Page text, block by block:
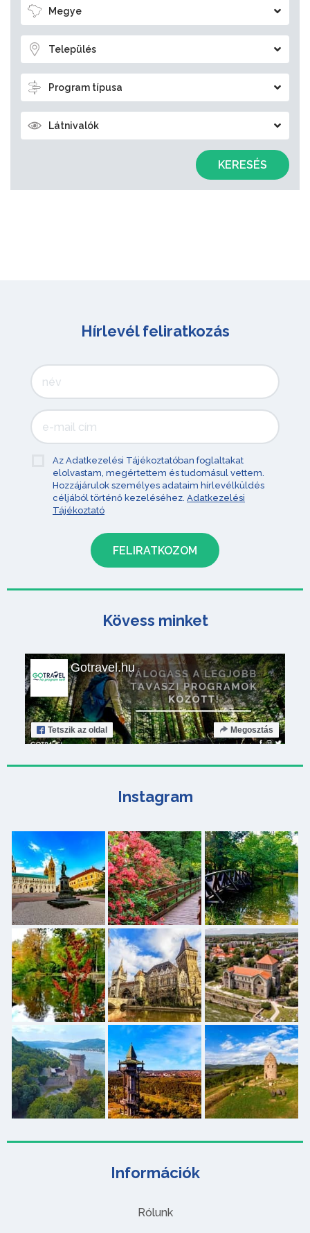
Megye
Település
Program típusa
Látnivalók
KERESÉS
Információk
Rólunk
Hírlevél feliratkozás
Az Adatkezelési Tájékoztatóban foglaltakat
elolvastam, megértettem és tudomásul vettem.
Hozzájárulok személyes adataim hírlevélküldés
céljából történő kezeléséhez. Adatkezelési
Tájékoztató
Kövess minket
Gotravel.hu
Tetszik az oldal Megosztás
Instagram